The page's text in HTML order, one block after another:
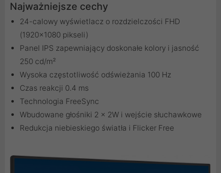
Najważniejsze cechy
24-calowy wyświetlacz o rozdzielczości FHD
(1920x1080 pikseli)
Panel IPS zapewniający doskonałe kolory i jasność
250 cd/m²
Wysoka częstotliwość odświeżania 100 Hz
Czas reakcji 0.4 ms
Technologia FreeSync
Wbudowane głośniki 2 x 2W i wejście słuchawkowe
Redukcja niebieskiego światła i Flicker Free